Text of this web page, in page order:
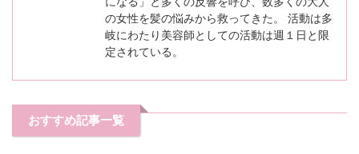
の女性を髪の悩みから救ってきた。 活動は多
岐にわたり美容師としての活動は週１日と限
定されている。
おすすめ記事一覧